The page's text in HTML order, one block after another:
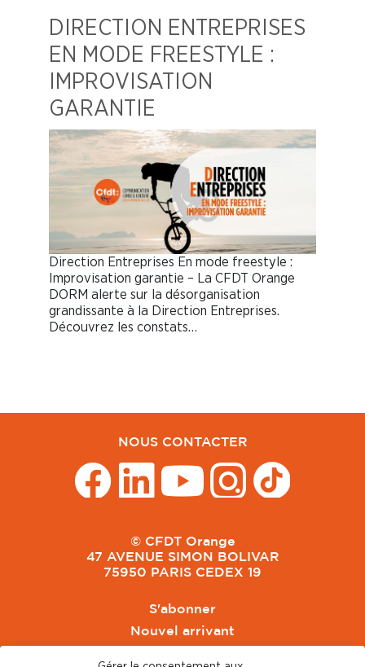
DIRECTION ENTREPRISES
EN MODE FREESTYLE :
IMPROVISATION
GARANTIE
Direction Entreprises En mode freestyle :
Improvisation garantie – La CFDT Orange
DORM alerte sur la désorganisation
grandissante à la Direction Entreprises.
Découvrez les constats…
NOUS CONTACTER
© CFDT Orange
47 AVENUE SIMON BOLIVAR
75950 PARIS CEDEX 19
S'abonner
Nouvel arrivant